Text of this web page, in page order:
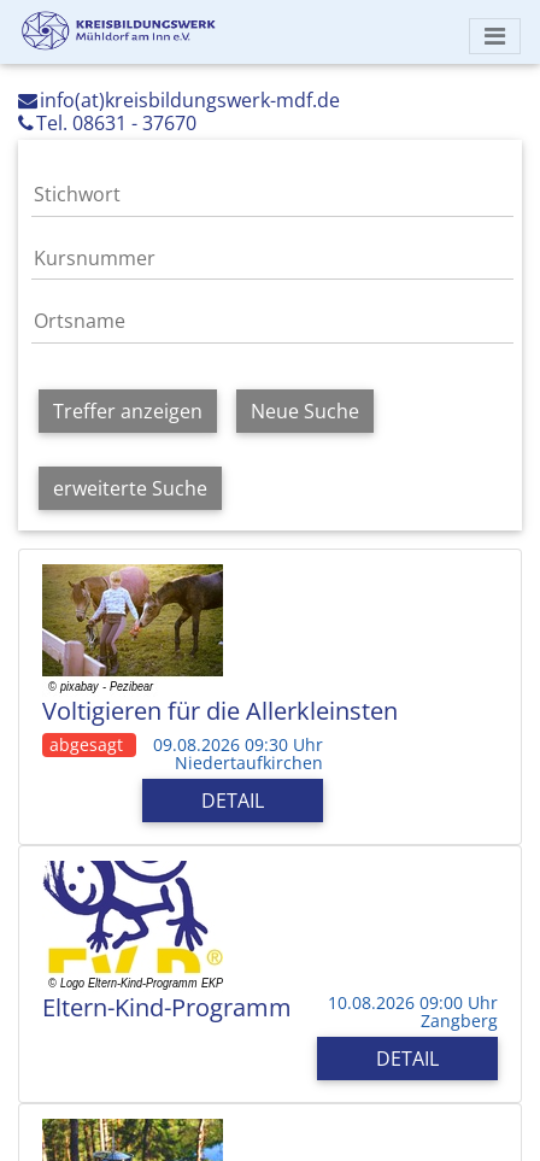
info(at)kreisbildungswerk-mdf.de
Tel. 08631 - 37670
Treffer anzeigen Neue Suche
erweiterte Suche
Voltigieren für die Allerkleinsten
abgesagt 09.08.2026 09:30 Uhr
Niedertaufkirchen
DETAIL
Eltern-Kind-Programm 10.08.2026 09:00 Uhr
Zangberg
DETAIL